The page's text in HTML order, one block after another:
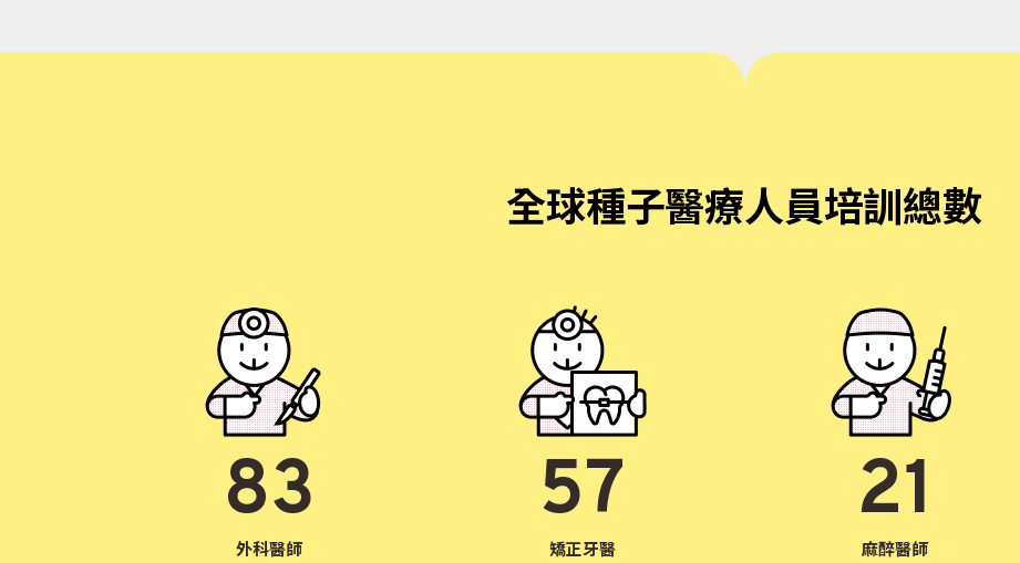
全球種子醫療人員培訓總數
83
外科醫師
57
矯正牙醫
21
麻醉醫師